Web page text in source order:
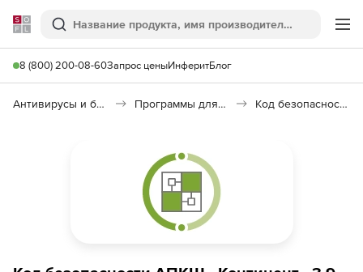
Softline
Поиск
8 (800) 200-08-60Запрос ценыИнферитБлог
Антивирусы и безопасность Программы для защиты информации Код безопасности: АПКШ «Континент»